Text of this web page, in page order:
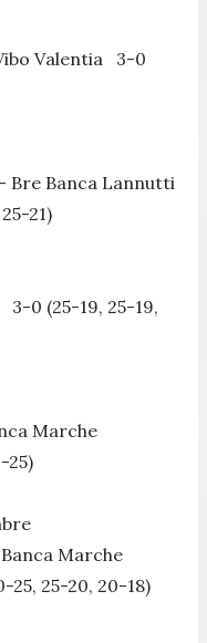
Valentia 3-0
Bre Banca Lannutti
21)
3-0 (25-19, 25-19,
Marche
25)
Marche
25-20, 20-18)